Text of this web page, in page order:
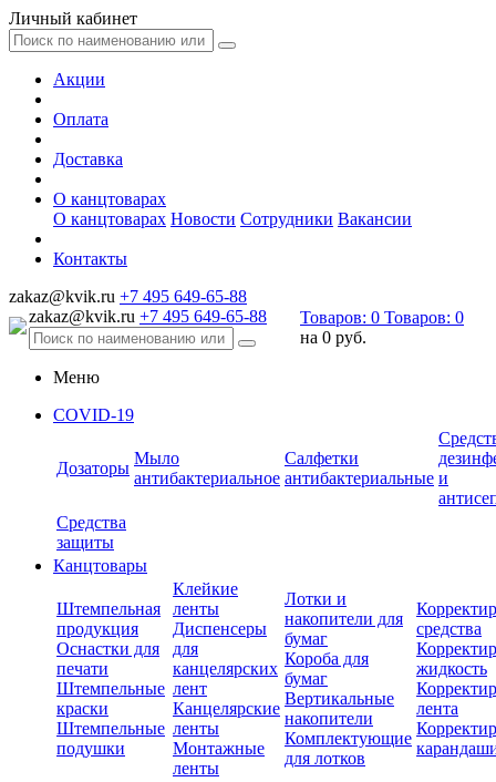
Личный кабинет
Акции
Оплата
Доставка
О канцтоварах
О канцтоварах Новости Сотрудники Вакансии
Контакты
zakaz@kvik.ru +7 495 649-65-88
zakaz@kvik.ru +7 495 649-65-88 Товаров: 0 Товаров: 0
на 0 руб.
Меню
COVID-19
Дозаторы
Мыло
антибактериальное
Салфетки
антибактериальные и
Средства
защиты
Канцтовары
Штемпельная
продукция
Оснастки для
печати
Штемпельные
краски
Штемпельные
подушки
Клейкие
ленты
Диспенсеры
для
канцелярских
лент
Канцелярские
ленты
Монтажные
ленты
Лотки и
накопители для
бумаг
Короба для
бумаг
Вертикальные
накопители
Комплектующие
для лотков
средства
жидкость
лента